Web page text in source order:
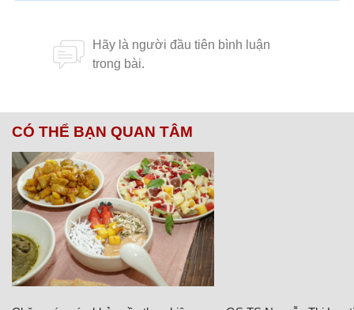
CÓ THỂ BẠN QUAN TÂM